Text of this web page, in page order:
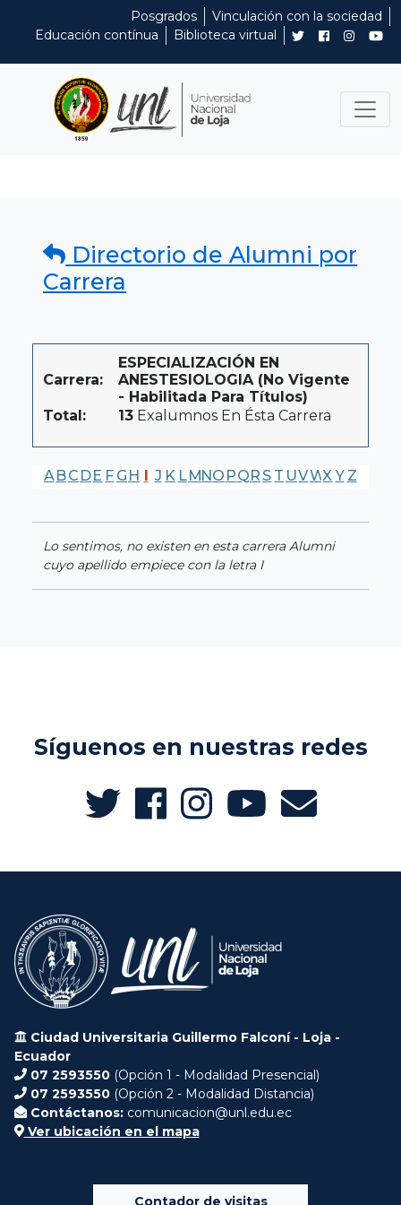
Posgrados
Vinculación con la sociedad
Educación contínua
Biblioteca virtual
Directorio de Alumni por
Carrera
Carrera:
ESPECIALIZACIÓN EN
ANESTESIOLOGIA (No Vigente
- Habilitada Para Títulos)
Total:
13 Exalumnos En Ésta Carrera
A BC DE F G H I J K LMNO PQR S T UVWX Y Z
Lo sentimos, no existen en esta carrera Alumni
cuyo apellido empiece con la letra I
Síguenos en nuestras redes
Ciudad Universitaria Guillermo Falconí - Loja -
Ecuador
07 2593550 (Opción 1 - Modalidad Presencial)
07 2593550 (Opción 2 - Modalidad Distancia)
Contáctanos: comunicacion@unl.edu.ec
Ver ubicación en el mapa
Contador de visitas